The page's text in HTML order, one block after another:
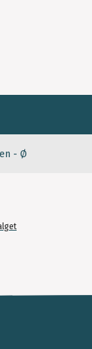
- Ø